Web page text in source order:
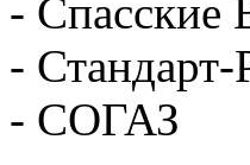
- Спасские
- Стандарт-
- СОГАЗ